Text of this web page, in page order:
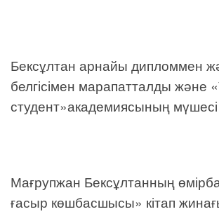
Бексұлтан арнайы дипломмен
белгісімен марапатталды және
студент»академиясының
Мағрупжан Бексұлтанның
ғасыр көшбасшысы» кітап